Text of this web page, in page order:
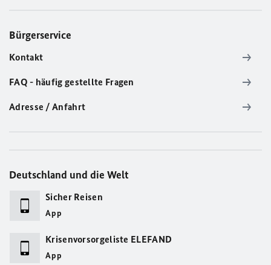
Bürgerservice
Kontakt
FAQ - häufig gestellte Fragen
Adresse / Anfahrt
Deutschland und die Welt
Sicher Reisen
App
Krisenvorsorgeliste ELEFAND
App